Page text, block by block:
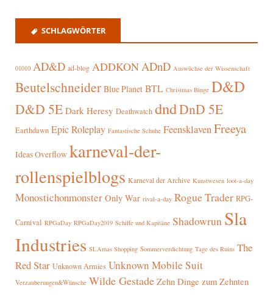
SCHLAGWÖRTER
01010 AD&D ad-blog ADDKONADnD Auswüchse der Wissenschaft
Beutelschneider Blue Planet BTL Christmas Binge D&D
D&D 5E Dark Heresy Deathwatch dndDnD 5E
Earthdawn Epic Roleplay Fantastische Schuhe FeensklavenFreeya
Ideas Overflow karneval-der-
rollenspielblogs Karneval der Archive Kunstwesen loot-a-day
Monostichonmonster Only War rival-a-day Rogue Trader RPG-
Carnival RPGaDay RPGaDay2019 Schiffe und Kapitäne Shadowrun Sla
Industries SLAmas Shopping Sommerverdichtung Tage des Ruins The
Red Star Unknown Armies Unknown Mobile Suit
Verzauberungen&Wünsche Wilde Gestade Zehn Dinge zum Zehnten